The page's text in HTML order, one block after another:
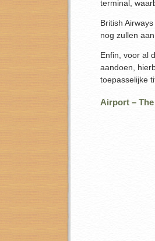
terminal,
British
nog zullen
Enfin, voor al
aandoen,
toepasselijke
Airport –